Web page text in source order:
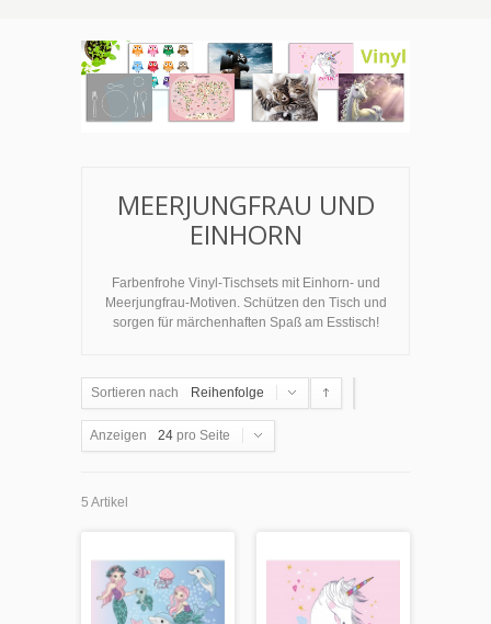
MEERJUNGFRAU UND
EINHORN
Farbenfrohe Vinyl-Tischsets mit Einhorn- und
Meerjungfrau-Motiven. Schützen den Tisch und
sorgen für märchenhaften Spaß am Esstisch!
Sortieren nach Reihenfolge
Anzeigen 24 pro Seite
5 Artikel